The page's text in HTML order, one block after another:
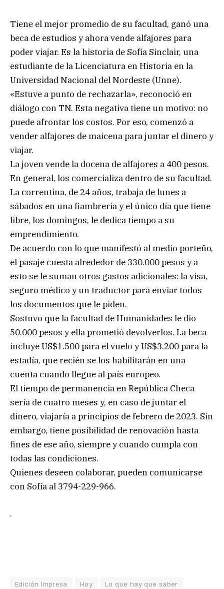
Tiene el mejor promedio de su facultad, ganó una
beca de estudios y ahora vende alfajores para
poder viajar. Es la historia de Sofía Sinclair, una
estudiante de la Licenciatura en Historia en la
Universidad Nacional del Nordeste (Unne).
«Estuve a punto de rechazarla», reconoció en
diálogo con TN. Esta negativa tiene un motivo: no
puede afrontar los costos. Por eso, comenzó a
vender alfajores de maicena para juntar el dinero y
viajar.
La joven vende la docena de alfajores a 400 pesos.
En general, los comercializa dentro de su facultad.
La correntina, de 24 años, trabaja de lunes a
sábados en una fiambrería y el único día que tiene
libre, los domingos, le dedica tiempo a su
emprendimiento.
De acuerdo con lo que manifestó al medio porteño,
el pasaje cuesta alrededor de 330.000 pesos y a
esto se le suman otros gastos adicionales: la visa,
seguro médico y un traductor para enviar todos
los documentos que le piden.
Sostuvo que la facultad de Humanidades le dio
50.000 pesos y ella prometió devolverlos. La beca
incluye US$1.500 para el vuelo y US$3.200 para la
estadía, que recién se los habilitarán en una
cuenta cuando llegue al país europeo.
El tiempo de permanencia en República Checa
sería de cuatro meses y, en caso de juntar el
dinero, viajaría a principios de febrero de 2023. Sin
embargo, tiene posibilidad de renovación hasta
fines de ese año, siempre y cuando cumpla con
todas las condiciones.
Quienes deseen colaborar, pueden comunicarse
con Sofía al 3794-229-966.
.
Edición Impresa Hoy Lo que hay que saber